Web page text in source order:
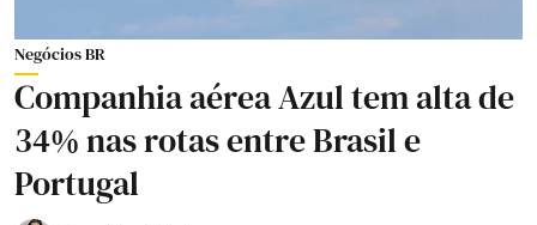
Negócios BR
Companhia aérea Azul tem alta de
34% nas rotas entre Brasil e
Portugal